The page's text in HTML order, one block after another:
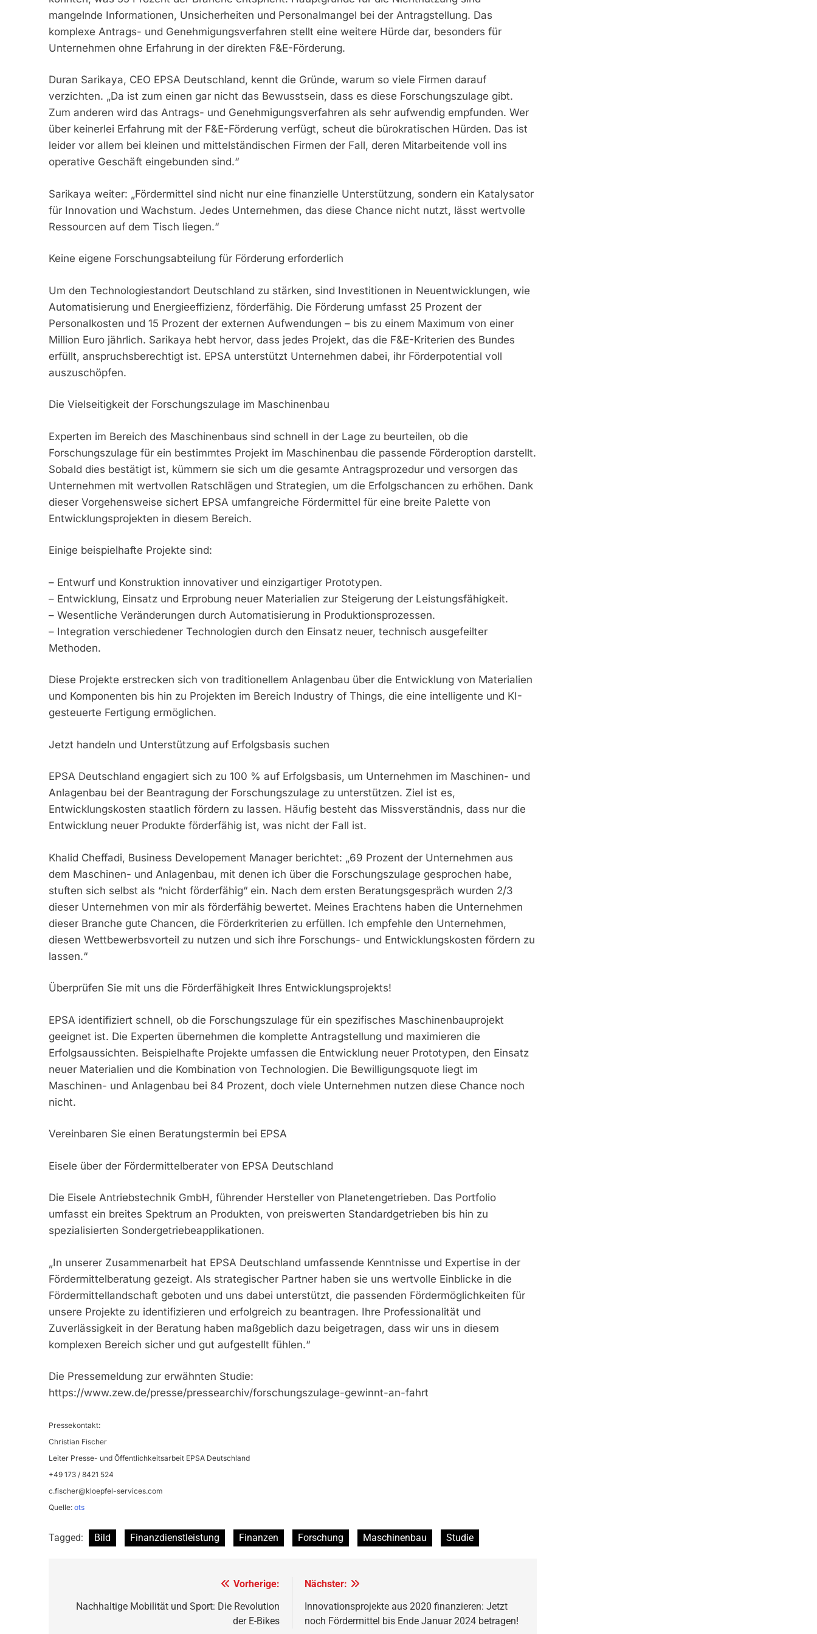
mangelnde Informationen, Unsicherheiten und Personalmangel bei der Antragstellung. Das
komplexe Antrags- und Genehmigungsverfahren stellt eine weitere Hürde dar, besonders für
Unternehmen ohne Erfahrung in der direkten F&E-Förderung.
Duran Sarikaya, CEO EPSA Deutschland, kennt die Gründe, warum so viele Firmen darauf
verzichten. „Da ist zum einen gar nicht das Bewusstsein, dass es diese Forschungszulage gibt.
Zum anderen wird das Antrags- und Genehmigungsverfahren als sehr aufwendig empfunden. Wer
über keinerlei Erfahrung mit der F&E-Förderung verfügt, scheut die bürokratischen Hürden. Das ist
leider vor allem bei kleinen und mittelständischen Firmen der Fall, deren Mitarbeitende voll ins
operative Geschäft eingebunden sind.“
Sarikaya weiter: „Fördermittel sind nicht nur eine finanzielle Unterstützung, sondern ein Katalysator
für Innovation und Wachstum. Jedes Unternehmen, das diese Chance nicht nutzt, lässt wertvolle
Ressourcen auf dem Tisch liegen.“
Keine eigene Forschungsabteilung für Förderung erforderlich
Um den Technologiestandort Deutschland zu stärken, sind Investitionen in Neuentwicklungen, wie
Automatisierung und Energieeffizienz, förderfähig. Die Förderung umfasst 25 Prozent der
Personalkosten und 15 Prozent der externen Aufwendungen – bis zu einem Maximum von einer
Million Euro jährlich. Sarikaya hebt hervor, dass jedes Projekt, das die F&E-Kriterien des Bundes
erfüllt, anspruchsberechtigt ist. EPSA unterstützt Unternehmen dabei, ihr Förderpotential voll
auszuschöpfen.
Die Vielseitigkeit der Forschungszulage im Maschinenbau
Experten im Bereich des Maschinenbaus sind schnell in der Lage zu beurteilen, ob die
Forschungszulage für ein bestimmtes Projekt im Maschinenbau die passende Förderoption darstellt.
Sobald dies bestätigt ist, kümmern sie sich um die gesamte Antragsprozedur und versorgen das
Unternehmen mit wertvollen Ratschlägen und Strategien, um die Erfolgschancen zu erhöhen. Dank
dieser Vorgehensweise sichert EPSA umfangreiche Fördermittel für eine breite Palette von
Entwicklungsprojekten in diesem Bereich.
Einige beispielhafte Projekte sind:
– Entwurf und Konstruktion innovativer und einzigartiger Prototypen.
– Entwicklung, Einsatz und Erprobung neuer Materialien zur Steigerung der Leistungsfähigkeit.
– Wesentliche Veränderungen durch Automatisierung in Produktionsprozessen.
– Integration verschiedener Technologien durch den Einsatz neuer, technisch ausgefeilter
Methoden.
Diese Projekte erstrecken sich von traditionellem Anlagenbau über die Entwicklung von Materialien
und Komponenten bis hin zu Projekten im Bereich Industry of Things, die eine intelligente und KI-
gesteuerte Fertigung ermöglichen.
Jetzt handeln und Unterstützung auf Erfolgsbasis suchen
EPSA Deutschland engagiert sich zu 100 % auf Erfolgsbasis, um Unternehmen im Maschinen- und
Anlagenbau bei der Beantragung der Forschungszulage zu unterstützen. Ziel ist es,
Entwicklungskosten staatlich fördern zu lassen. Häufig besteht das Missverständnis, dass nur die
Entwicklung neuer Produkte förderfähig ist, was nicht der Fall ist.
Khalid Cheffadi, Business Developement Manager berichtet: „69 Prozent der Unternehmen aus
dem Maschinen- und Anlagenbau, mit denen ich über die Forschungszulage gesprochen habe,
stuften sich selbst als “nicht förderfähig“ ein. Nach dem ersten Beratungsgespräch wurden 2/3
dieser Unternehmen von mir als förderfähig bewertet. Meines Erachtens haben die Unternehmen
dieser Branche gute Chancen, die Förderkriterien zu erfüllen. Ich empfehle den Unternehmen,
diesen Wettbewerbsvorteil zu nutzen und sich ihre Forschungs- und Entwicklungskosten fördern zu
lassen.“
Überprüfen Sie mit uns die Förderfähigkeit Ihres Entwicklungsprojekts!
EPSA identifiziert schnell, ob die Forschungszulage für ein spezifisches Maschinenbauprojekt
geeignet ist. Die Experten übernehmen die komplette Antragstellung und maximieren die
Erfolgsaussichten. Beispielhafte Projekte umfassen die Entwicklung neuer Prototypen, den Einsatz
neuer Materialien und die Kombination von Technologien. Die Bewilligungsquote liegt im
Maschinen- und Anlagenbau bei 84 Prozent, doch viele Unternehmen nutzen diese Chance noch
nicht.
Vereinbaren Sie einen Beratungstermin bei EPSA
Eisele über der Fördermittelberater von EPSA Deutschland
Die Eisele Antriebstechnik GmbH, führender Hersteller von Planetengetrieben. Das Portfolio
umfasst ein breites Spektrum an Produkten, von preiswerten Standardgetrieben bis hin zu
spezialisierten Sondergetriebeapplikationen.
„In unserer Zusammenarbeit hat EPSA Deutschland umfassende Kenntnisse und Expertise in der
Fördermittelberatung gezeigt. Als strategischer Partner haben sie uns wertvolle Einblicke in die
Fördermittellandschaft geboten und uns dabei unterstützt, die passenden Fördermöglichkeiten für
unsere Projekte zu identifizieren und erfolgreich zu beantragen. Ihre Professionalität und
Zuverlässigkeit in der Beratung haben maßgeblich dazu beigetragen, dass wir uns in diesem
komplexen Bereich sicher und gut aufgestellt fühlen.“
Die Pressemeldung zur erwähnten Studie:
https://www.zew.de/presse/pressearchiv/forschungszulage-gewinnt-an-fahrt
Pressekontakt:
Christian Fischer
Leiter Presse- und Öffentlichkeitsarbeit EPSA Deutschland
+49 173 / 8421 524
c.fischer@kloepfel-services.com
Quelle: ots
Tagged: Bild Finanzdienstleistung Finanzen Forschung Maschinenbau Studie
Vorherige:
Nachhaltige Mobilität und Sport: Die Revolution
der E-Bikes
Nächster:
Innovationsprojekte aus 2020 finanzieren: Jetzt
noch Fördermittel bis Ende Januar 2024 betragen!